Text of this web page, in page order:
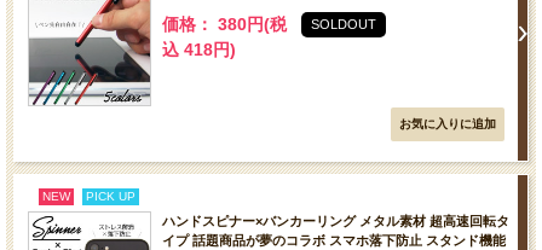
価格： 380円(税
込 418円)
SOLDOUT
NEW PICK UP
ハンドスピナー×バンカーリング メタル素材 超高速回転タ
イプ 話題商品が夢のコラボ スマホ落下防止 スタンド機能